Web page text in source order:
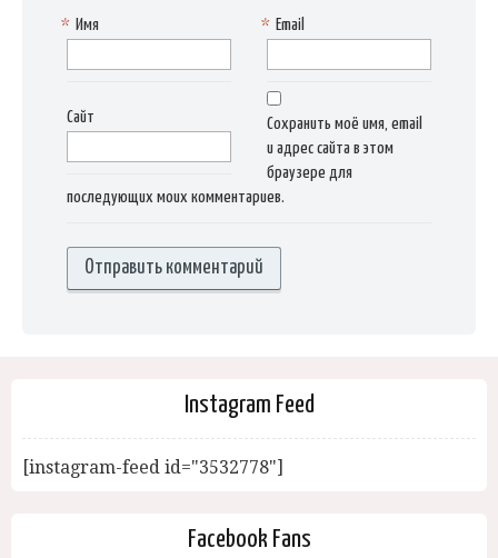
Имя
* Email
*
Сайт
Сохранить моё имя, email
и адрес сайта в этом
браузере для
последующих моих комментариев.
Instagram Feed
[instagram-feed id="3532778"]
Facebook Fans